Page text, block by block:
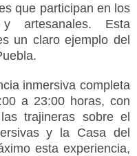
que participan en los
y artesanales. Esta
un claro ejemplo del
inmersiva completa
a 23:00 horas, con
trajineras sobre el
y la Casa del
esta experiencia,